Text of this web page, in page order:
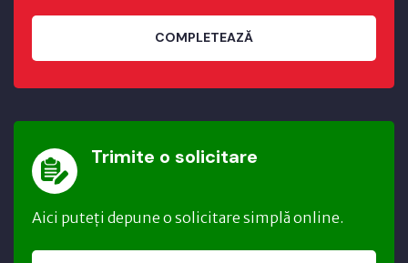
COMPLETEAZĂ
Trimite o solicitare
Aici puteți depune o solicitare simplă online.